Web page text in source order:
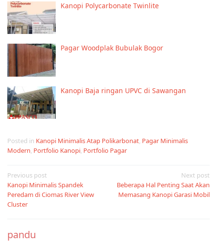
Kanopi Polycarbonate Twinlite
Pagar Woodplak Bubulak Bogor
Kanopi Baja ringan UPVC di Sawangan
Posted in Kanopi Minimalis Atap Polikarbonat, Pagar Minimalis
Modern, Portfolio Kanopi, Portfolio Pagar
Post
navigation
Previous post
Kanopi Minimalis Spandek
Peredam di Ciomas River View
Cluster
Next post
Beberapa Hal Penting Saat Akan
Memasang Kanopi Garasi Mobil
pandu